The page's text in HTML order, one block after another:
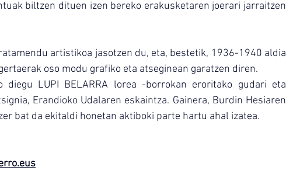
biltzen dituen izen bereko erakusketaren joerari jarraitzen
artistikoa jasotzen du, eta, bestetik, 1936-1940 aldia
oso modu grafiko eta atseginean garatzen diren.
diegu LUPI BELARRA lorea -borrokan eroritako gudari eta
Erandioko Udalaren eskaintza. Gainera, Burdin Hesiaren
bat da ekitaldi honetan aktiboki parte hartu ahal izatea.